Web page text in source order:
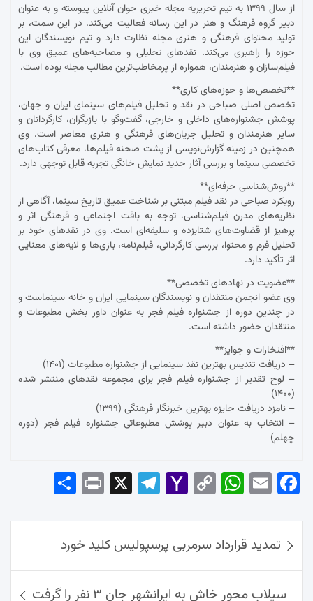
از سال ۱۳۹۹ به تیم تحریریه مجله خبری جوان آنلاین پیوسته و به عنوان
دبیر گروه فرهنگ و هنر در این رسانه فعالیت می‌کند. در این سمت، بر
تولید محتوای فرهنگی و هنری مجله نظارت دارد و تیم نویسندگان این
حوزه را راهبری می‌کند. نقدهای تحلیلی و مصاحبه‌های عمیق وی با
فیلم‌سازان و هنرمندان، همواره از پرمخاطب‌ترین مطالب مجله بوده است.
**تخصص‌ها و حوزه‌های کاری**
تخصص اصلی صباحی در نقد و تحلیل فیلم‌های سینمای ایران و جهان،
پوشش جشنواره‌های داخلی و خارجی، گفت‌وگو با بازیگران، کارگردانان و
سایر هنرمندان و تحلیل جریان‌های فرهنگی و هنری معاصر است. وی
همچنین در زمینه گزارش‌نویسی از پشت صحنه فیلم‌ها، معرفی کتاب‌های
تخصصی سینما و بررسی آثار جدید نمایش خانگی تجربه قابل توجهی دارد.
**روش‌شناسی حرفه‌ای**
رویکرد صباحی در نقد فیلم مبتنی بر شناخت عمیق تاریخ سینما، آگاهی از
نظریه‌های مدرن فیلم‌شناسی، توجه به بافت اجتماعی و فرهنگی اثر و
پرهیز از قضاوت‌های شتابزده و سلیقه‌ای است. وی در نقدهای خود بر
تحلیل فرم و محتوا، بررسی کارگردانی، فیلم‌نامه، بازی‌ها و لایه‌های معنایی
اثر تأکید دارد.
**عضویت در نهادهای تخصصی**
وی عضو انجمن منتقدان و نویسندگان سینمایی ایران و خانه سینماست و
در چندین دوره از جشنواره فیلم فجر به عنوان داور بخش مطبوعات و
منتقدان حضور داشته است.
**افتخارات و جوایز**
– دریافت تندیس بهترین نقد سینمایی از جشنواره مطبوعات (۱۴۰۱)
– لوح تقدیر از جشنواره فیلم فجر برای مجموعه نقدهای منتشر شده
(۱۴۰۰)
– نامزد دریافت جایزه بهترین خبرنگار فرهنگی (۱۳۹۹)
– انتخاب به عنوان دبیر پوشش مطبوعاتی جشنواره فیلم فجر (دوره
چهلم)
Fac
ok
Em
Wh
Ap
p
Co
Lin
k
Yah
Mai
l
Tel
am
Pri
نوشته‌ها
تمدید قرارداد سرمربی پرسپولیس کلید خورد
سیلاب محور خاش به ایرانشهر جان ۳ نفر را گرفت